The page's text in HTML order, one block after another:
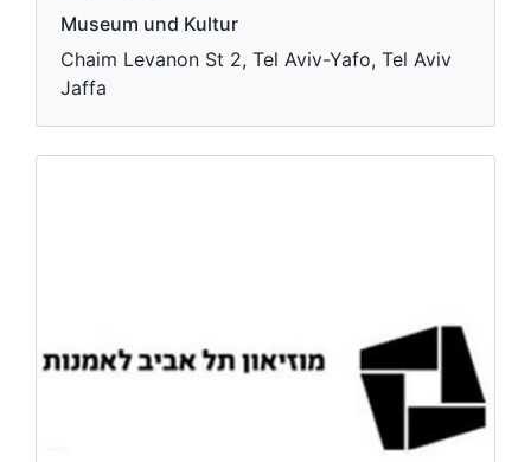
Museum und Kultur
Chaim Levanon St 2, Tel Aviv-Yafo, Tel Aviv
Jaffa